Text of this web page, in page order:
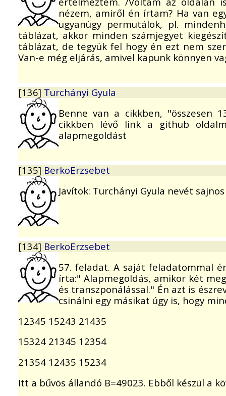
nézem, amiről én írtam? Ha van
ugyanúgy permutálok, pl.
táblázat, akkor minden számjegyet
táblázat, de tegyük fel hogy én ezt nem
Van-e még eljárás, amivel kapunk könnyen
[136] Turchányi Gyula
Benne van a cikkben, "összesen
cikkben lévő link a github
alapmegoldást
[135] BerkoErzsebet
Javítok: Turchányi Gyula nevét
[134] BerkoErzsebet
57. feladat. A saját feladatommal
írta:" Alapmegoldás, amikor két
és transzponálással." Én azt is
csinálni egy másikat úgy is, hogy
12345 15243 21435
15324 21345 12354
21354 12435 15234
Itt a bűvös állandó B=49023. Ebből készül a